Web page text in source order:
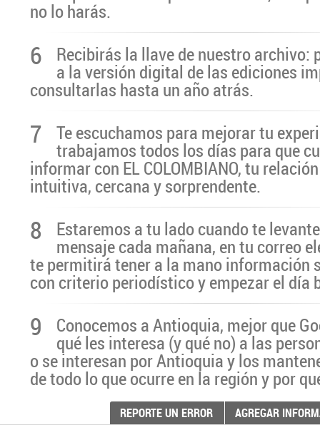
no lo harás.
6 Recibirás la llave de nuestro archivo:
a la versión digital de las ediciones
consultarlas hasta un año atrás.
7 Te escuchamos para mejorar tu
trabajamos todos los días para que
informar con EL COLOMBIANO, tu
intuitiva, cercana y sorprendente.
8 Estaremos a tu lado cuando te
mensaje cada mañana, en tu correo
te permitirá tener a la mano información
con criterio periodístico y empezar el día
9 Conocemos a Antioquia, mejor que
qué les interesa (y qué no) a las
o se interesan por Antioquia y los
de todo lo que ocurre en la región y por
REPORTE UN ERROR AGREGAR